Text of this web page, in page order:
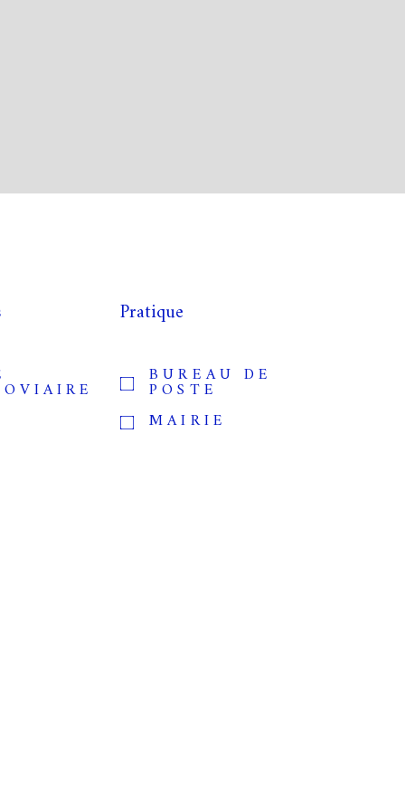
Pratique
BUREAU DE
POSTE
MAIRIE